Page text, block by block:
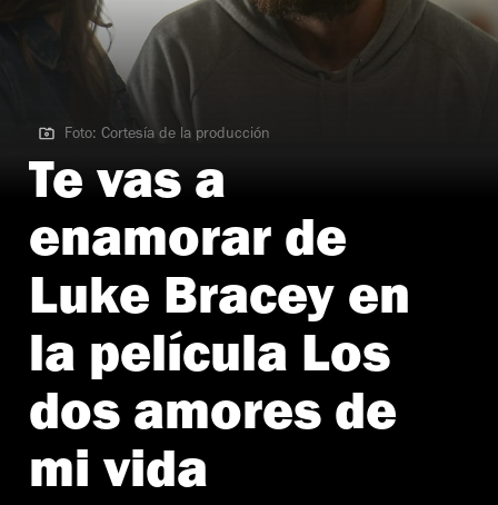
Foto: Cortesía de la producción
Foto: Cortesía de la producción
Te vas a
enamorar de
Luke Bracey en
la película Los
dos amores de
mi vida